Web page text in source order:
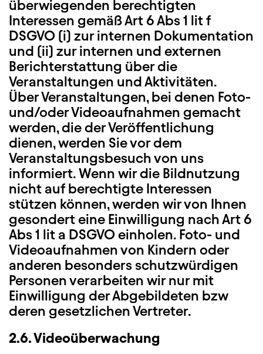
überwiegenden berechtigten
Interessen gemäß Art 6 Abs 1 lit f
DSGVO (i) zur internen Dokumentation
und (ii) zur internen und externen
Berichterstattung über die
Veranstaltungen und Aktivitäten.
Über Veranstaltungen, bei denen Foto-
und/oder Videoaufnahmen gemacht
werden, die der Veröffentlichung
dienen, werden Sie vor dem
Veranstaltungsbesuch von uns
informiert. Wenn wir die Bildnutzung
nicht auf berechtigte Interessen
stützen können, werden wir von Ihnen
gesondert eine Einwilligung nach Art 6
Abs 1 lit a DSGVO einholen. Foto- und
Videoaufnahmen von Kindern oder
anderen besonders schutzwürdigen
Personen verarbeiten wir nur mit
Einwilligung der Abgebildeten bzw
deren gesetzlichen Vertreter.
2.6. Videoüberwachung